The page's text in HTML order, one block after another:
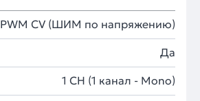
PWM СV (ШИМ по напряжению)
Да
1 CH (1 канал - Mono)